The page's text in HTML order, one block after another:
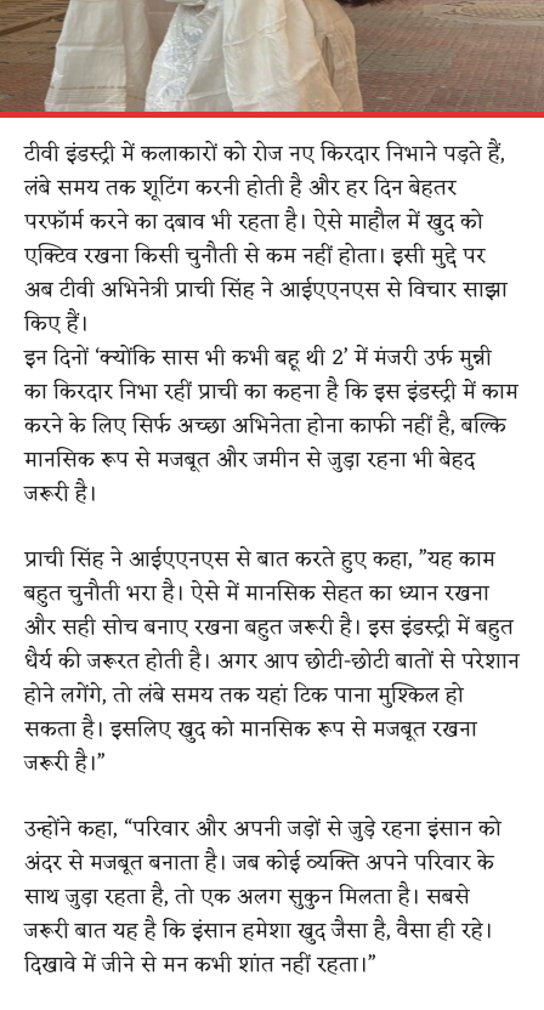
टीवी इंडस्ट्री में कलाकारों को रोज नए किरदार निभाने पड़ते हैं,
लंबे समय तक शूटिंग करनी होती है और हर दिन बेहतर
परफॉर्म करने का दबाव भी रहता है। ऐसे माहौल में खुद को
एक्टिव रखना किसी चुनौती से कम नहीं होता। इसी मुद्दे पर
अब टीवी अभिनेत्री प्राची सिंह ने आईएएनएस से विचार साझा
किए हैं।
इन दिनों ‘क्योंकि सास भी कभी बहू थी 2’ में मंजरी उर्फ मुन्नी
का किरदार निभा रहीं प्राची का कहना है कि इस इंडस्ट्री में काम
करने के लिए सिर्फ अच्छा अभिनेता होना काफी नहीं है, बल्कि
मानसिक रूप से मजबूत और जमीन से जुड़ा रहना भी बेहद
जरूरी है।
प्राची सिंह ने आईएएनएस से बात करते हुए कहा, ”यह काम
बहुत चुनौती भरा है। ऐसे में मानसिक सेहत का ध्यान रखना
और सही सोच बनाए रखना बहुत जरूरी है। इस इंडस्ट्री में बहुत
धैर्य की जरूरत होती है। अगर आप छोटी-छोटी बातों से परेशान
होने लगेंगे, तो लंबे समय तक यहां टिक पाना मुश्किल हो
सकता है। इसलिए खुद को मानसिक रूप से मजबूत रखना
जरूरी है।”
उन्होंने कहा, “परिवार और अपनी जड़ों से जुड़े रहना इंसान को
अंदर से मजबूत बनाता है। जब कोई व्यक्ति अपने परिवार के
साथ जुड़ा रहता है, तो एक अलग सुकुन मिलता है। सबसे
जरूरी बात यह है कि इंसान हमेशा खुद जैसा है, वैसा ही रहे।
दिखावे में जीने से मन कभी शांत नहीं रहता।”